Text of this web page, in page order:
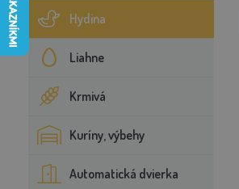
Hydina
Liahne
Krmivá
Kuríny, výbehy
Automatická dvierka